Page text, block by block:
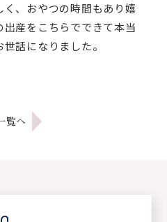
、おやつの時間もあり嬉
出産をこちらでできて本当
話になりました。
覧へ